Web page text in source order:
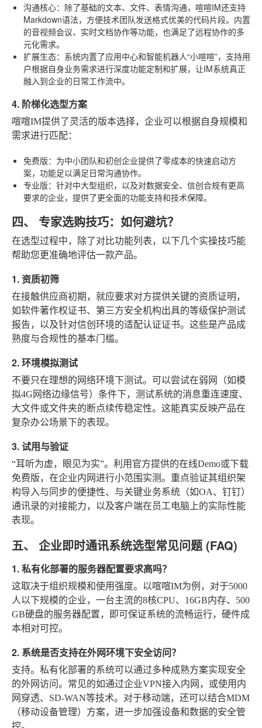
沟通核心：除了基础的文本、文件、表情沟通，喧喧IM还支持
Markdown语法，方便技术团队发送格式优美的代码片段。内置
的音视频会议、实时文档协作等功能，也满足了远程协作的多
元化需求。
扩展生态：系统内置了应用中心和智能机器人“小喧喧”，支持用
户根据自身业务需求进行深度功能定制和扩展，让IM系统真正
融入到企业的日常工作流中。
4. 阶梯化选型方案
喧喧IM提供了灵活的版本选择，企业可以根据自身规模和
需求进行匹配：
免费版：为中小团队和初创企业提供了零成本的快速启动方
案，功能足以满足日常沟通协作。
专业版：针对中大型组织，以及对数据安全、信创合规有更高
要求的企业，提供了更全面的功能支持和技术保障。
四、 专家选购技巧：如何避坑？
在选型过程中，除了对比功能列表，以下几个实操技巧能
帮助您更准确地评估一款产品。
1. 资质初筛
在接触供应商初期，就应要求对方提供关键的资质证明，
如软件著作权证书、第三方安全机构出具的等级保护测试
报告，以及针对信创环境的适配认证证书。这些是产品成
熟度与合规性的基本门槛。
2. 环境模拟测试
不要只在理想的网络环境下测试。可以尝试在弱网（如模
拟4G网络边缘信号）条件下，测试系统的消息重连速度、
大文件或文件夹的断点续传稳定性。这能真实反映产品在
复杂办公场景下的表现。
3. 试用与验证
“耳听为虚，眼见为实”。利用官方提供的在线Demo或下载
免费版，在企业内网进行小范围实测。重点验证其组织架
构导入与同步的便捷性、与关键业务系统（如OA、钉钉）
通讯录的对接能力，以及客户端在员工电脑上的实际性能
表现。
五、 企业即时通讯系统选型常见问题 (FAQ)
1. 私有化部署的服务器配置要求高吗？
这取决于组织规模和使用强度。以喧喧IM为例，对于5000
人以下规模的企业，一台主流的8核CPU、16GB内存、500
GB硬盘的服务器配置，即可保证系统的流畅运行，硬件成
本相对可控。
2. 系统是否支持在外网环境下安全访问？
支持。私有化部署的系统可以通过多种成熟方案实现安全
的外网访问。常见的如通过企业VPN接入内网，或使用内
网穿透、SD-WAN等技术。对于移动端，还可以结合MDM
（移动设备管理）方案，进一步加强设备和数据的安全管
控。